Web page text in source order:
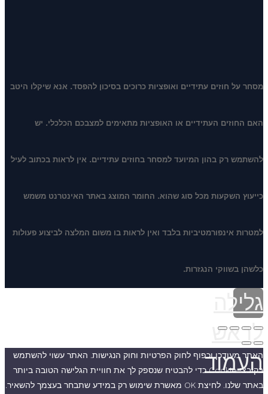
מסחר על חוזים עתידיים ואופציות כרוכים בסיכון להפסד. אנא שיקלו היטב
האם החוזים העתידיים או האופציות מתאימים למצבכם הכלכלי. יש
להשתמש רק בהון המיועד למסחר בחוזים עתידיים. אין לראות בכתוב לעיל
כייעוץ השקעות מכל סוג שהוא. החומר המוצג באתר האינטרנט משמש
למטרות אינפורמטיביות בלבד ואין לראות בו משום המלצה לביצוע פעולות
כלשהן בשווקי הנגזרות.
גלילה
לראש
העמוד
האתר מעודכן וכפוף לחוק הפרטיות וחוק הנגישות. האתר עשוי להשתמש
בקובצי Cookie כדי להבטיח שנספק לך את חוויית הגלישה הטובה ביותר
באתר שלנו. לחיצת OK מאשרת שימוש רק במידע שתבחר בעצמך להשאיר.